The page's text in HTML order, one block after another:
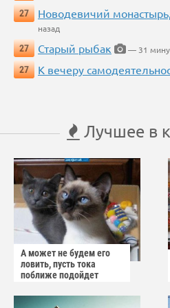
27
Новодевичий
назад
27
Старый рыбак
— 31
27
К вечеру
Лучшее в
А может не будем его
ловить, пусть тока
поближе подойдет